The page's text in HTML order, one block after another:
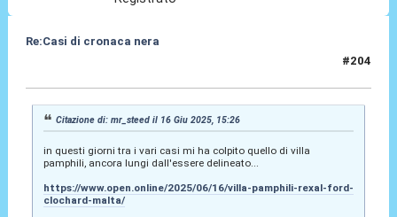
Re:Casi di cronaca nera
#204
Citazione di: mr_steed il 16 Giu 2025, 15:26
in questi giorni tra i vari casi mi ha colpito quello di villa
pamphili, ancora lungi dall'essere delineato...
https://www.open.online/2025/06/16/villa-pamphili-rexal-ford-
clochard-malta/